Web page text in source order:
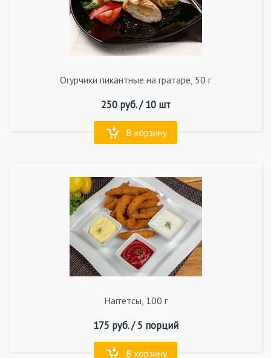
Огурчики пикантные на гратаре, 50 г
250руб. /10 шт
В корзину
Наггетсы, 100 г
175 руб. /5 порций
В корзину